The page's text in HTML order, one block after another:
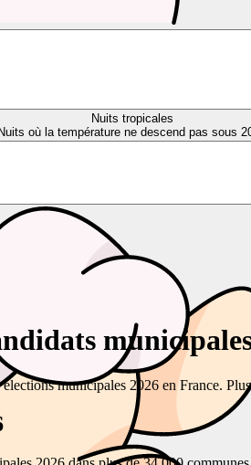
Nuits tropicales
Nuits où la température ne descend pas sous
municipales 2026 en France.